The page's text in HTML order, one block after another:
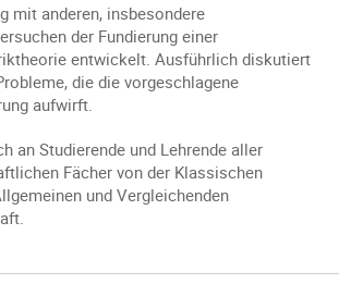
mit anderen, insbesondere
der Fundierung einer
entwickelt. Ausführlich diskutiert
die die vorgeschlagene
aufwirft.
an Studierende und Lehrende aller
Fächer von der Klassischen
und Vergleichenden